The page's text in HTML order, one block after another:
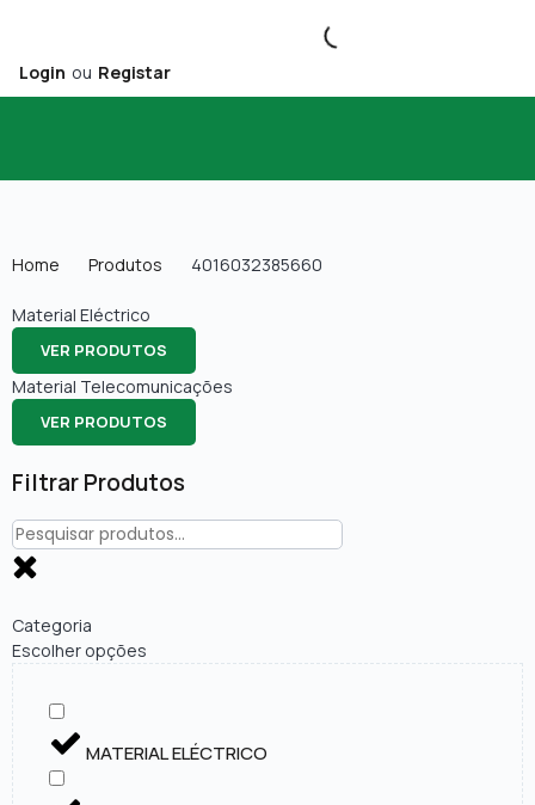
Login ou Registar
Home Produtos 4016032385660
Filtrar Produtos
Categoria
Escolher opções
MATERIAL ELÉCTRICO
Material Eléctrico
VER PRODUTOS
Material Telecomunicações
VER PRODUTOS